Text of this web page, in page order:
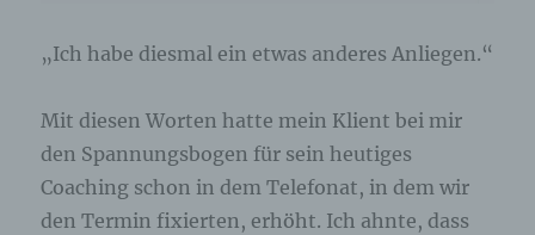
„Ich habe diesmal ein etwas anderes Anliegen.“
Mit diesen Worten hatte mein Klient bei mir
den Spannungsbogen für sein heutiges
Coaching schon in dem Telefonat, in dem wir
den Termin fixierten, erhöht. Ich ahnte, dass